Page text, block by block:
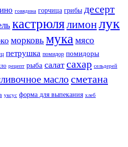
говядина горчица грибы десерт
кастрюлялимонлук
морковь мука мясо
петрушка помидор помидоры
рецепт рыба салат сахар сельдерей
масло сметана
уксус форма для выпекания хлеб